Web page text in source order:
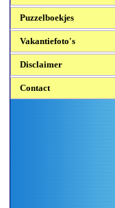
Puzzelboekjes
Vakantiefoto's
Disclaimer
Contact